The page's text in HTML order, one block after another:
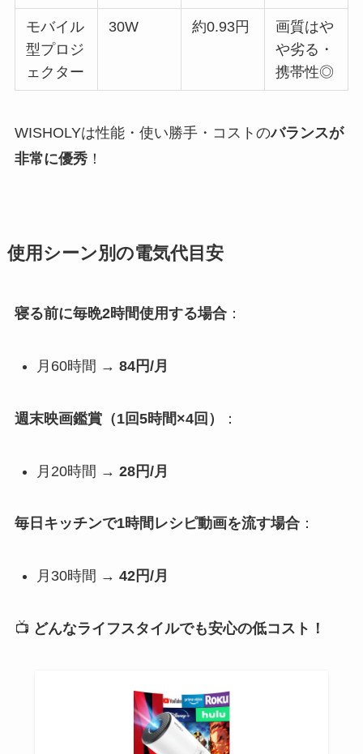
モバイル
型プロジ
ェクター
30W 約0.93円
画質はや
や劣る・
携帯性◎
WISHOLYは性能・使い勝手・コストのバランスが
非常に優秀！
使用シーン別の電気代目安
寝る前に毎晩2時間使用する場合：
月60時間 → 84円/月
週末映画鑑賞（1回5時間×4回） ：
月20時間 → 28円/月
毎日キッチンで1時間レシピ動画を流す場合：
月30時間 → 42円/月
📺 どんなライフスタイルでも安心の低コスト！